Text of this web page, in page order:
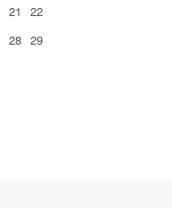
21
22
28 29